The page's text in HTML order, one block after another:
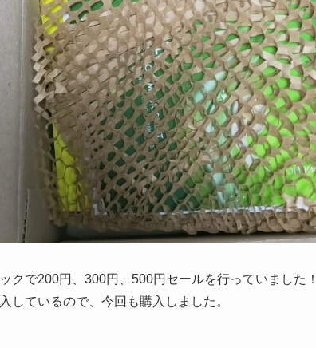
クで200円、300円、500円セールを行っていました！
しているので、今回も購入しました。